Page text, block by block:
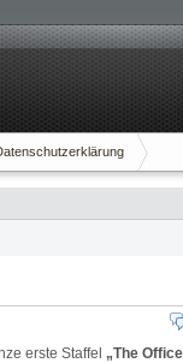
erste Staffel „The